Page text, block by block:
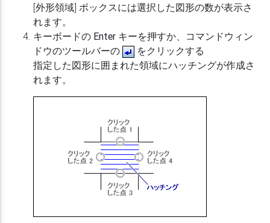
[外形領域] ボックスには選択した図形の数が表示さ
れます。
キーボードの Enter キーを押すか、コマンドウィン
ドウのツールバーの
をクリックする
指定した図形に囲まれた領域にハッチングが作成さ
れます。